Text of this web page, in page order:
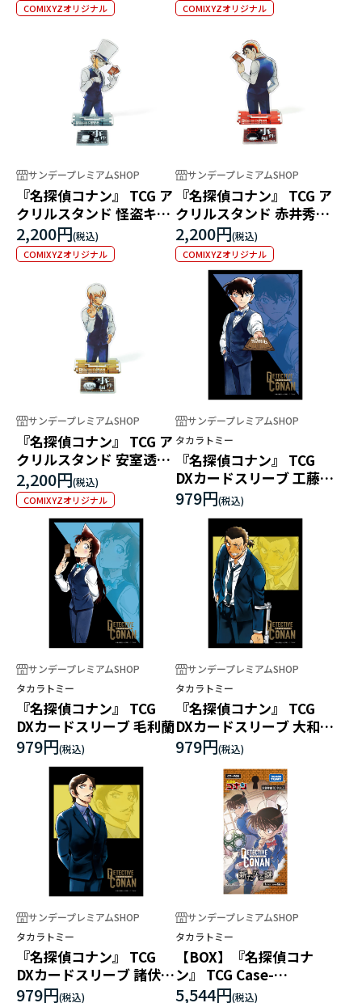
COMIXYZオリジナル COMIXYZオリジナル
サンデープレミアムSHOP
『名探偵コナン』 TCG ア
クリルスタンド 怪盗キッ
ド（マーカー付）
2,200円
COMIXYZオリジナル
サンデープレミアムSHOP
『名探偵コナン』 TCG ア
クリルスタンド 赤井秀一
（マーカー付）
2,200円
COMIXYZオリジナル
サンデープレミアムSHOP
『名探偵コナン』 TCG ア
クリルスタンド 安室透
（マーカー付）
2,200円
COMIXYZオリジナル
サンデープレミアムSHOP
タカラトミー
『名探偵コナン』 TCG
DXカードスリーブ 工藤新
一
979円
サンデープレミアムSHOP
タカラトミー
『名探偵コナン』 TCG
DXカードスリーブ 毛利蘭
979円
サンデープレミアムSHOP
タカラトミー
『名探偵コナン』 TCG
DXカードスリーブ 大和敢
助
979円
サンデープレミアムSHOP
タカラトミー
『名探偵コナン』 TCG
DXカードスリーブ 諸伏高
明
979円
サンデープレミアムSHOP
タカラトミー
【BOX】『名探偵コナ
ン』 TCG Case-
Booster05 新たなる謎
5,544円